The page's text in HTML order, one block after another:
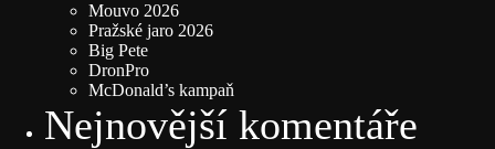
Mouvo 2026
Pražské jaro 2026
Big Pete
DronPro
McDonald’s kampaň
Nejnovější komentáře